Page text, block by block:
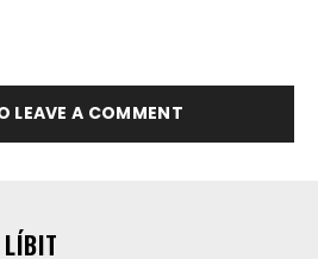
LEAVE A COMMENT